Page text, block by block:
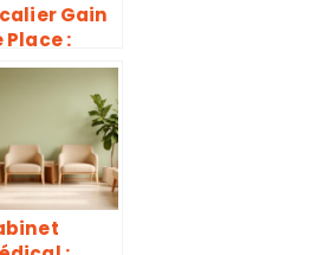
Gain
Place :
Design
Securite
votre